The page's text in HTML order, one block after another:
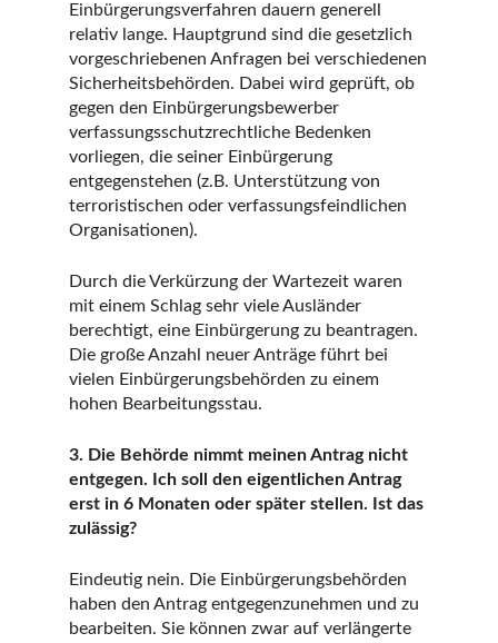
Einbürgerungsverfahren dauern generell
relativ lange. Hauptgrund sind die gesetzlich
vorgeschriebenen Anfragen bei verschiedenen
Sicherheitsbehörden. Dabei wird geprüft, ob
gegen den Einbürgerungsbewerber
verfassungsschutzrechtliche Bedenken
vorliegen, die seiner Einbürgerung
entgegenstehen (z.B. Unterstützung von
terroristischen oder verfassungsfeindlichen
Organisationen).
Durch die Verkürzung der Wartezeit waren
mit einem Schlag sehr viele Ausländer
berechtigt, eine Einbürgerung zu beantragen.
Die große Anzahl neuer Anträge führt bei
vielen Einbürgerungsbehörden zu einem
hohen Bearbeitungsstau.
3. Die Behörde nimmt meinen Antrag nicht
entgegen. Ich soll den eigentlichen Antrag
erst in 6 Monaten oder später stellen. Ist das
zulässig?
Eindeutig nein. Die Einbürgerungsbehörden
haben den Antrag entgegenzunehmen und zu
bearbeiten. Sie können zwar auf verlängerte